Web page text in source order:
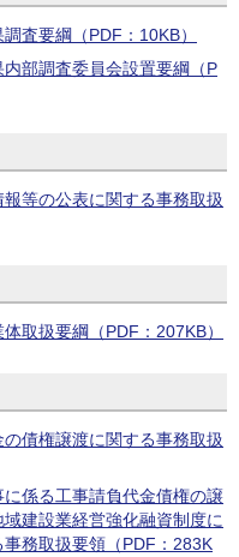
査要綱（PDF：10KB）
部調査委員会設置要綱（P
等の公表に関する事務取扱
取扱要綱（PDF：207KB）
債権譲渡に関する事務取扱
係る工事請負代金債権の譲
建設業経営強化融資制度に
務取扱要領（PDF：283K